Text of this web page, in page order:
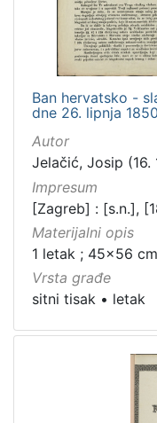
Ban hervatsko -
dne 26. lipnja
Autor
Jelačić, Josip (16.
Impresum
[Zagreb] : [s.n.],
Materijalni opis
1 letak ; 45x56 cm
Vrsta građe
sitni tisak • letak